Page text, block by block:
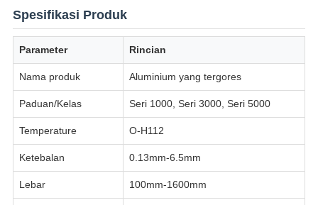
Spesifikasi Produk
Parameter Rincian
Nama produk Aluminium yang tergores
Paduan/Kelas Seri 1000, Seri 3000, Seri 5000
Temperature O-H112
Ketebalan 0.13mm-6.5mm
Lebar 100mm-1600mm